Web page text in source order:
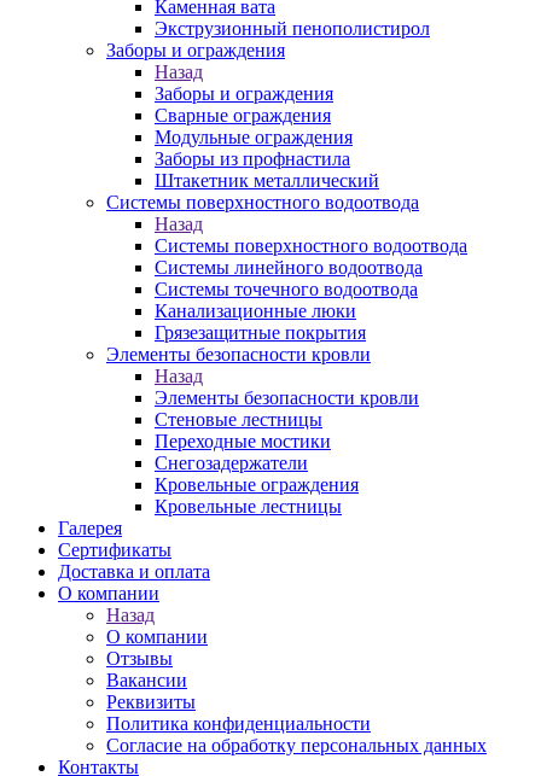
Каменная вата
Экструзионный пенополистирол
Заборы и ограждения
Назад
Заборы и ограждения
Сварные ограждения
Модульные ограждения
Заборы из профнастила
Штакетник металлический
Системы поверхностного водоотвода
Назад
Системы поверхностного водоотвода
Системы линейного водоотвода
Системы точечного водоотвода
Канализационные люки
Грязезащитные покрытия
Элементы безопасности кровли
Назад
Элементы безопасности кровли
Стеновые лестницы
Переходные мостики
Снегозадержатели
Кровельные ограждения
Кровельные лестницы
Галерея
Сертификаты
Доставка и оплата
О компании
Назад
О компании
Отзывы
Вакансии
Реквизиты
Политика конфиденциальности
Согласие на обработку персональных данных
Контакты